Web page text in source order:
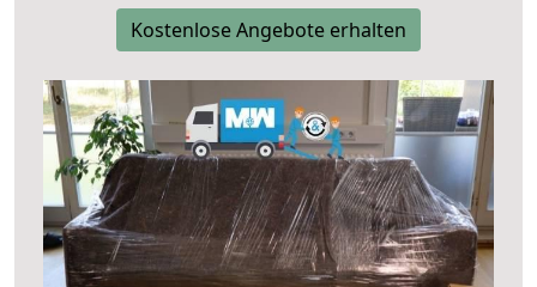
Kostenlose Angebote erhalten